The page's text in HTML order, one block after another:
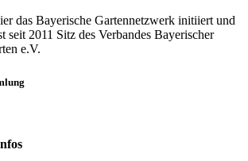
das Bayerische Gartennetzwerk initiiert und
seit 2011 Sitz des Verbandes Bayerischer
e.V.